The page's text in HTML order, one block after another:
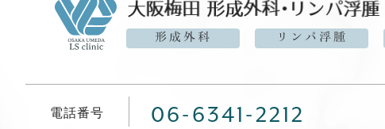
形成外科 リンパ浮腫
電話番号 06-6341-2212